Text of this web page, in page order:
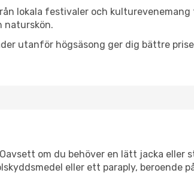
lokala festivaler och
naturskön.
utanför högsäsong ger dig bättre
om du behöver en lätt jacka eller
eller ett paraply, beroende